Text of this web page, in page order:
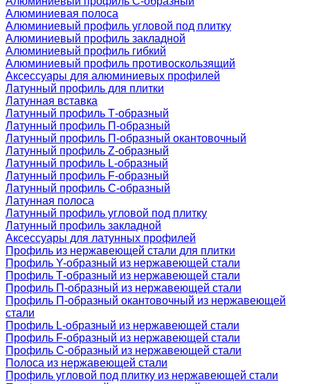
Алюминиевая полоса
Алюминиевый профиль угловой под плитку
Алюминиевый профиль закладной
Алюминиевый профиль гибкий
Алюминиевый профиль противоскользящий
Аксессуары для алюминиевых профилей
Латунный профиль для плитки
Латунная вставка
Латунный профиль Т-образный
Латунный профиль П-образный
Латунный профиль П-образный окантовочный
Латунный профиль Z-образный
Латунный профиль L-образный
Латунный профиль F-образный
Латунный профиль C-образный
Латунная полоса
Латунный профиль угловой под плитку
Латунный профиль закладной
Аксессуары для латунных профилей
Профиль из нержавеющей стали для плитки
Профиль Y-образный из нержавеющей стали
Профиль Т-образный из нержавеющей стали
Профиль П-образный из нержавеющей стали
Профиль П-образный окантовочный из нержавеющей
стали
Профиль L-образный из нержавеющей стали
Профиль F-образный из нержавеющей стали
Профиль C-образный из нержавеющей стали
Полоса из нержавеющей стали
Профиль угловой под плитку из нержавеющей стали